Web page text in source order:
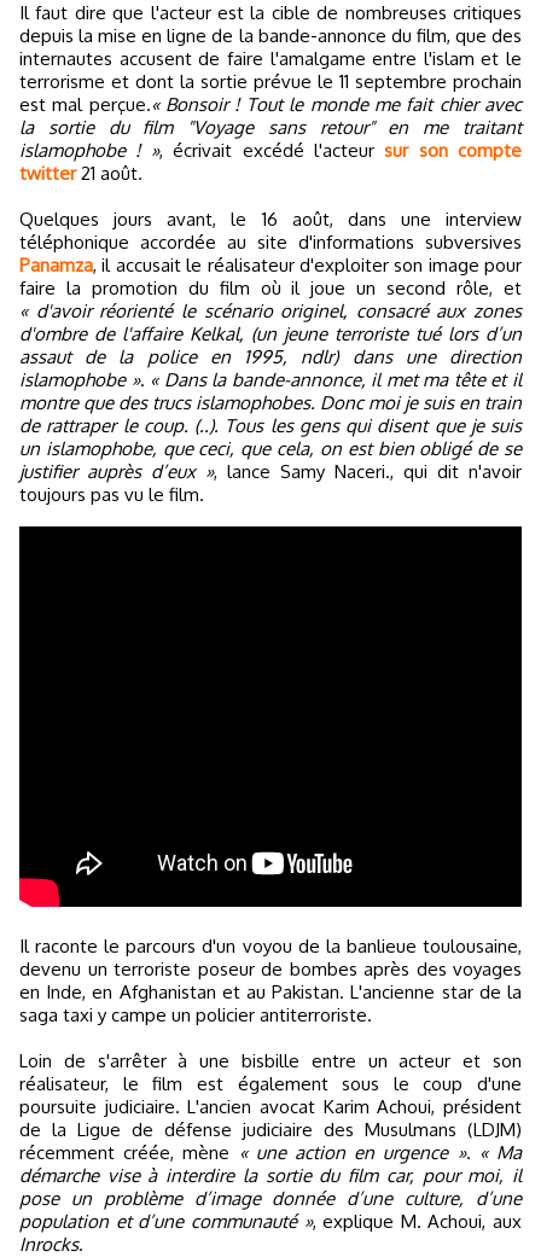
Il faut dire que l'acteur est la cible de nombreuses critiques
depuis la mise en ligne de la bande-annonce du film, que des
internautes accusent de faire l'amalgame entre l'islam et le
terrorisme et dont la sortie prévue le 11 septembre prochain
est mal perçue.« Bonsoir ! Tout le monde me fait chier avec
la sortie du film "Voyage sans retour" en me traitant
islamophobe ! », écrivait excédé l'acteursur son compte
twitter21 août.
Quelques jours avant, le 16 août, dans une interview
téléphonique accordée au site d'informations subversives
Panamza, il accusait le réalisateur d'exploiter son image pour
faire la promotion du film où il joue un second rôle, et
« d'avoir réorienté le scénario originel, consacré aux zones
d'ombre de l'affaire Kelkal, (un jeune terroriste tué lors d’un
assaut de la police en 1995, ndlr) dans une direction
islamophobe ». « Dans la bande-annonce, il met ma tête et il
montre que des trucs islamophobes. Donc moi je suis en train
de rattraper le coup. (..). Tous les gens qui disent que je suis
un islamophobe, que ceci, que cela, on est bien obligé de se
justifier auprès d’eux », lance Samy Naceri., qui dit n'avoir
toujours pas vu le film.
Il raconte le parcours d'un voyou de la banlieue toulousaine,
devenu un terroriste poseur de bombes après des voyages
en Inde, en Afghanistan et au Pakistan. L'ancienne star de la
saga taxi y campe un policier antiterroriste.
Loin de s'arrêter à une bisbille entre un acteur et son
réalisateur, le film est également sous le coup d'une
poursuite judiciaire. L'ancien avocat Karim Achoui, président
de la Ligue de défense judiciaire des Musulmans (LDJM)
récemment créée, mène « une action en urgence ». « Ma
démarche vise à interdire la sortie du film car, pour moi, il
pose un problème d’image donnée d’une culture, d’une
population et d’une communauté », explique M. Achoui, aux
Inrocks.